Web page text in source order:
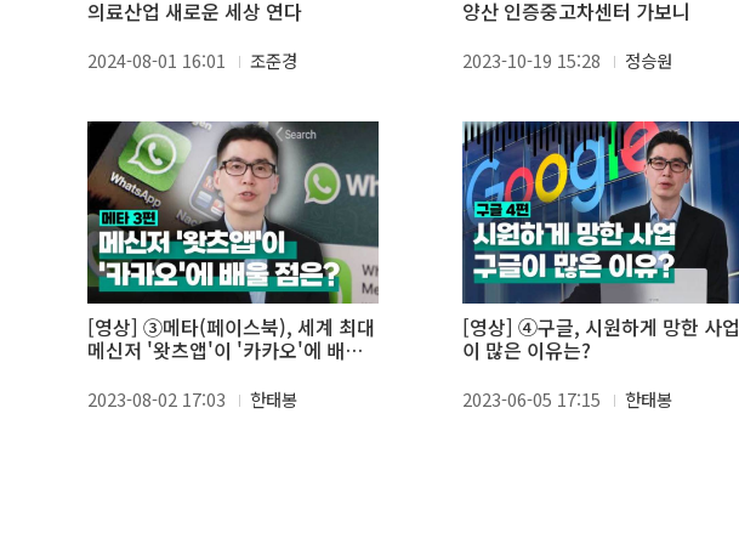
의료산업 새로운 세상 연다
2024-08-01 16:01 조준경
양산 인증중고차센터 가보니
2023-10-19 15:28 정승원
[영상] ③메타(페이스북), 세계 최대
메신저 '왓츠앱'이 '카카오'에 배울
2023-08-02 17:03 한태봉
[영상] ④구글, 시원하게 망한 사업
이 많은 이유는?
2023-06-05 17:15 한태봉